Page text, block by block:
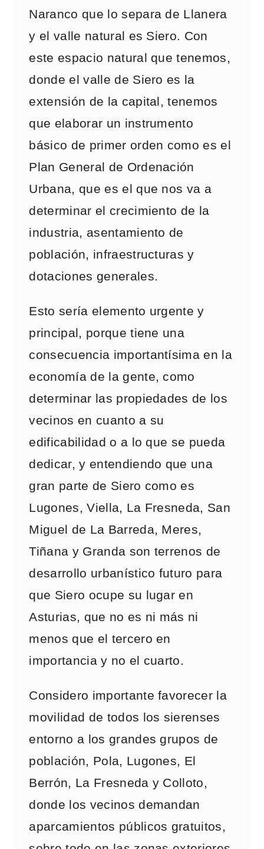
Naranco que lo separa de Llanera
y el valle natural es Siero. Con
este espacio natural que tenemos,
donde el valle de Siero es la
extensión de la capital, tenemos
que elaborar un instrumento
básico de primer orden como es el
Plan General de Ordenación
Urbana, que es el que nos va a
determinar el crecimiento de la
industria, asentamiento de
población, infraestructuras y
dotaciones generales.
Esto sería elemento urgente y
principal, porque tiene una
consecuencia importantísima en la
economía de la gente, como
determinar las propiedades de los
vecinos en cuanto a su
edificabilidad o a lo que se pueda
dedicar, y entendiendo que una
gran parte de Siero como es
Lugones, Viella, La Fresneda, San
Miguel de La Barreda, Meres,
Tiñana y Granda son terrenos de
desarrollo urbanístico futuro para
que Siero ocupe su lugar en
Asturias, que no es ni más ni
menos que el tercero en
importancia y no el cuarto.
Considero importante favorecer la
movilidad de todos los sierenses
entorno a los grandes grupos de
población, Pola, Lugones, El
Berrón, La Fresneda y Colloto,
donde los vecinos demandan
aparcamientos públicos gratuitos,